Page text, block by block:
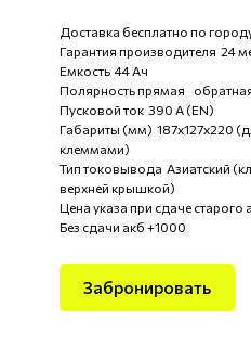
Доставка бесплатно по
Гарантия производителя 24
Емкость 44 Ач
Полярность прямая обратная
Пусковой ток 390 А (EN)
Габариты (мм) 187x127x220
клеммами)
Тип токовывода Азиатский
верхней крышкой)
Цена указа при сдаче старого
Без сдачи акб +1000
Забронировать